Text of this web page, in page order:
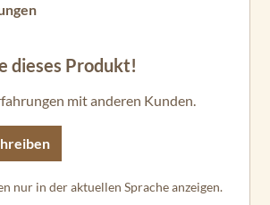
Bewertung von 0 von 5 Sternen
dieses Produkt!
mit anderen Kunden.
nur in der aktuellen Sprache anzeigen.